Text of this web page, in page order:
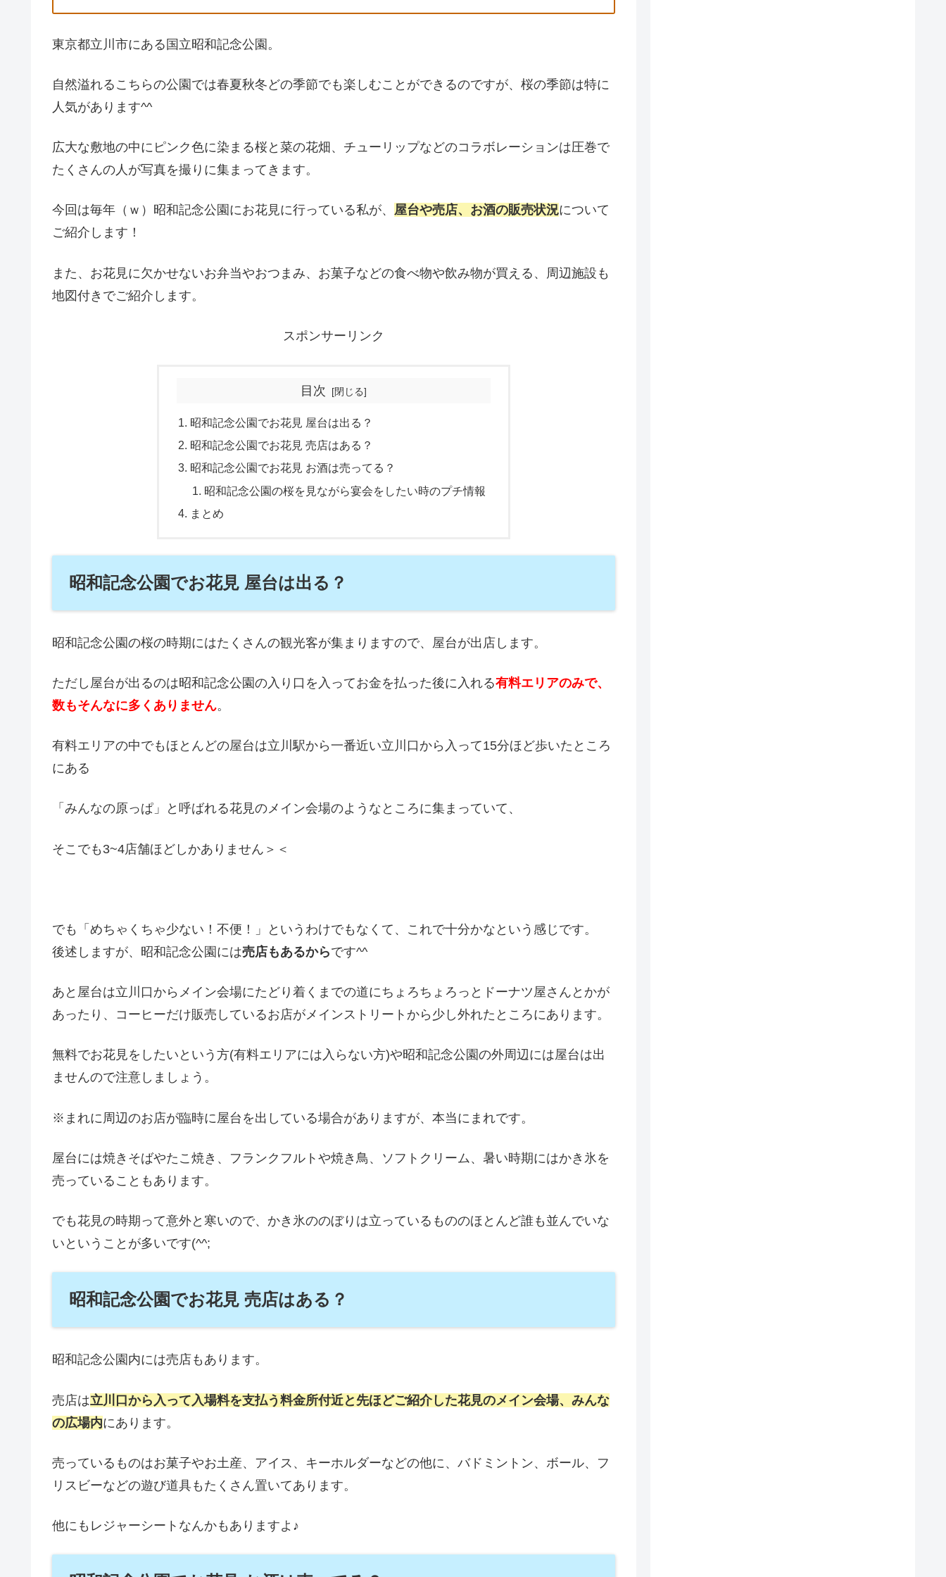
東京都立川市にある国立昭和記念公園。
自然溢れるこちらの公園では春夏秋冬どの季節でも楽しむことができるのですが、桜の季節は特に
人気があります^^
広大な敷地の中にピンク色に染まる桜と菜の花畑、チューリップなどのコラボレーションは圧巻で
たくさんの人が写真を撮りに集まってきます。
今回は毎年（ｗ）昭和記念公園にお花見に行っている私が、 屋台や売店、お酒の販売状況について
ご紹介します！
また、お花見に欠かせないお弁当やおつまみ、お菓子などの食べ物や飲み物が買える、周辺施設も
地図付きでご紹介します。
スポンサーリンク
目次
昭和記念公園でお花見 屋台は出る？
昭和記念公園でお花見 売店はある？
昭和記念公園でお花見 お酒は売ってる？
昭和記念公園の桜を見ながら宴会をしたい時のプチ情報
まとめ
昭和記念公園でお花見 屋台は出る？
昭和記念公園の桜の時期にはたくさんの観光客が集まりますので、屋台が出店します。
ただし屋台が出るのは昭和記念公園の入り口を入ってお金を払った後に入れる有料エリアのみで、
数もそんなに多くありません。
有料エリアの中でもほとんどの屋台は立川駅から一番近い立川口から入って15分ほど歩いたところ
にある
「みんなの原っぱ」と呼ばれる花見のメイン会場のようなところに集まっていて、
そこでも3~4店舗ほどしかありません＞＜
でも「めちゃくちゃ少ない！不便！」というわけでもなくて、これで十分かなという感じです。
後述しますが、昭和記念公園には売店もあるからです^^
あと屋台は立川口からメイン会場にたどり着くまでの道にちょろちょろっとドーナツ屋さんとかが
あったり、コーヒーだけ販売しているお店がメインストリートから少し外れたところにあります。
無料でお花見をしたいという方(有料エリアには入らない方)や昭和記念公園の外周辺には屋台は出
ませんので注意しましょう。
※まれに周辺のお店が臨時に屋台を出している場合がありますが、本当にまれです。
屋台には焼きそばやたこ焼き、フランクフルトや焼き鳥、ソフトクリーム、暑い時期にはかき氷を
売っていることもあります。
でも花見の時期って意外と寒いので、かき氷ののぼりは立っているもののほとんど誰も並んでいな
いということが多いです(^^;
昭和記念公園でお花見 売店はある？
昭和記念公園内には売店もあります。
売店は立川口から入って入場料を支払う料金所付近と先ほどご紹介した花見のメイン会場、みんな
の広場内にあります。
売っているものはお菓子やお土産、アイス、キーホルダーなどの他に、バドミントン、ボール、フ
リスビーなどの遊び道具もたくさん置いてあります。
他にもレジャーシートなんかもありますよ♪